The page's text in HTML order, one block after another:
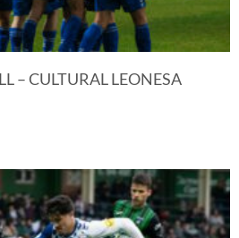
– CULTURAL LEONESA